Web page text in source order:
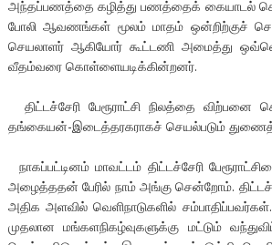
அந்தப்பணத்தை கழித்து பணத்தைக் கையாடல்
போலி ஆவணங்கள் மூலம் மாதம் ஒன்றிற்குச்
செயலாளர் ஆகியோர் கூட்டணி அமைத்து
வீதம்வரை கொள்ளையடிக்கின்றனர்.
திட்டச்சேரி பேரூராட்சி நிலத்தை விற்பனை
தங்கையன்-இடைத்தரகராகச் செயல்படும்
நாகப்பட்டினம் மாவட்டம் திட்டச்சேரி
அழைத்ததன் பேரில் நாம் அங்கு சென்றோம்.
அதிக அளவில் வெளிநாடுகளில்
முதலான மங்களநிகழ்வுகளுக்கு மட்டும்